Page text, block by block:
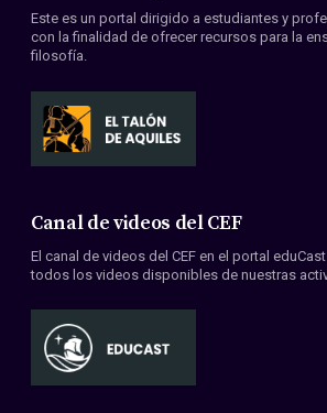
Convenios
Este es un portal dirigido a estudiantes y
con la finalidad de ofrecer recursos para la
filosofía.
Canal de videos del CEF
El canal de videos del CEF en el portal
todos los videos disponibles de nuestras